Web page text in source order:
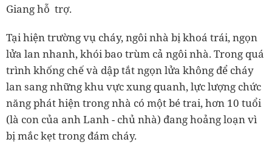
Giang hỗ trợ.
Tại hiện trường vụ cháy, ngôi nhà bị khoá trái, ngọn
lửa lan nhanh, khói bao trùm cả ngôi nhà. Trong quá
trình khống chế và dập tắt ngọn lửa không để cháy
lan sang những khu vực xung quanh, lực lượng chức
năng phát hiện trong nhà có một bé trai, hơn 10 tuổi
(là con của anh Lanh - chủ nhà) đang hoảng loạn vì
bị mắc kẹt trong đám cháy.